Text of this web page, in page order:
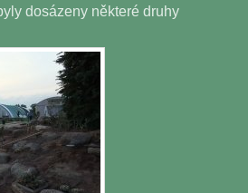
dosázeny některé druhy